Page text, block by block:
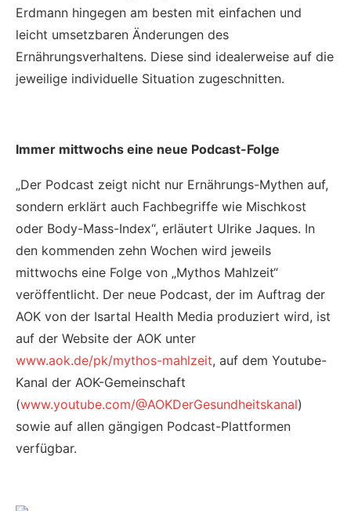
Erdmann hingegen am besten mit einfachen und
leicht umsetzbaren Änderungen des
Ernährungsverhaltens. Diese sind idealerweise auf die
jeweilige individuelle Situation zugeschnitten.
Immer mittwochs eine neue Podcast-Folge
„Der Podcast zeigt nicht nur Ernährungs-Mythen auf,
sondern erklärt auch Fachbegriffe wie Mischkost
oder Body-Mass-Index“, erläutert Ulrike Jaques. In
den kommenden zehn Wochen wird jeweils
mittwochs eine Folge von „Mythos Mahlzeit“
veröffentlicht. Der neue Podcast, der im Auftrag der
AOK von der Isartal Health Media produziert wird, ist
auf der Website der AOK unter
www.aok.de/pk/mythos-mahlzeit, auf dem Youtube-
Kanal der AOK-Gemeinschaft
(www.youtube.com/@AOKDerGesundheitskanal)
sowie auf allen gängigen Podcast-Plattformen
verfügbar.